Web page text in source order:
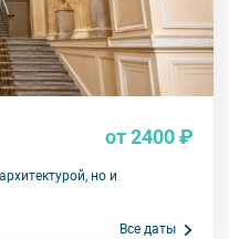
от 2400 ₽
но и
Все даты